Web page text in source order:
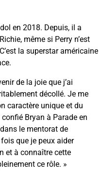
en 2018. Depuis, il a
même si Perry n’est
la superstar américaine
de la joie que j’ai
décollé. Je me
caractère unique et du
Bryan à Parade en
le mentorat de
que je peux aider
et à connaître cette
ce rôle. »